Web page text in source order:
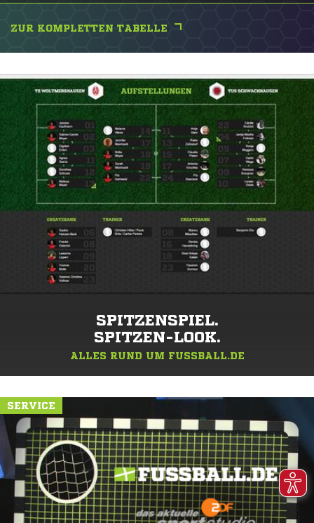
ZUR KOMPLETTEN TABELLE
SPITZENSPIEL.
SPITZEN-LOOK.
ALLES RUND UM FUSSBALL.DE
SERVICE